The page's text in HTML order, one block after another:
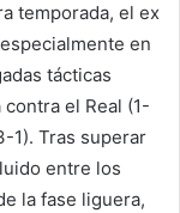
temporada, el ex
en
tácticas
el Real (1-
1). Tras superar
entre los
la fase liguera,